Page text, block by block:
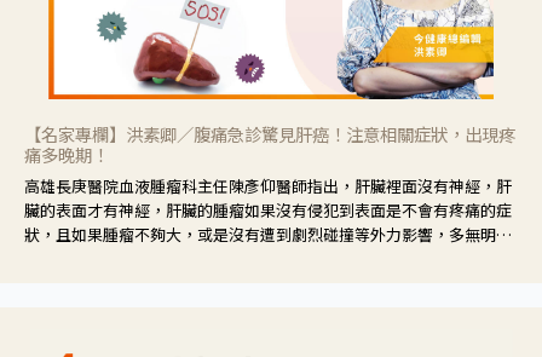
【名家專欄】洪素卿／腹痛急診驚見肝癌！注意相關症狀，出現疼
痛多晚期！
高雄長庚醫院血液腫瘤科主任陳彥仰醫師指出，肝臟裡面沒有神經，肝
臟的表面才有神經，肝臟的腫瘤如果沒有侵犯到表面是不會有疼痛的症
狀，且如果腫瘤不夠大，或是沒有遭到劇烈碰撞等外力影響，多無明顯